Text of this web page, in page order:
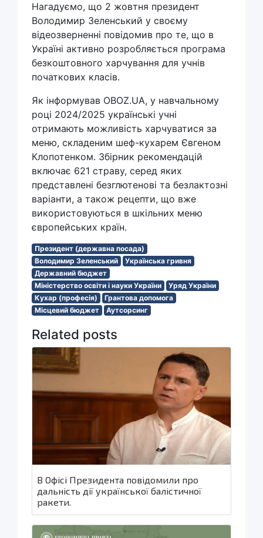
Нагадуємо, що 2 жовтня президент
Володимир Зеленський у своєму
відеозверненні повідомив про те, що в
Україні активно розробляється програма
безкоштовного харчування для учнів
початкових класів.
Як інформував OBOZ.UA, у навчальному
році 2024/2025 українські учні
отримають можливість харчуватися за
меню, складеним шеф-кухарем Євгеном
Клопотенком. Збірник рекомендацій
включає 621 страву, серед яких
представлені безглютенові та безлактозні
варіанти, а також рецепти, що вже
використовуються в шкільних меню
європейських країн.
Президент (державна посада)
Володимир Зеленський
Українська гривня
Державний бюджет
Міністерство освіти і науки України
Уряд України
Кухар (професія)
Грантова допомога
Місцевий бюджет
Аутсорсинг
Related posts
В Офісі Президента повідомили про
дальність дії української балістичної
ракети.